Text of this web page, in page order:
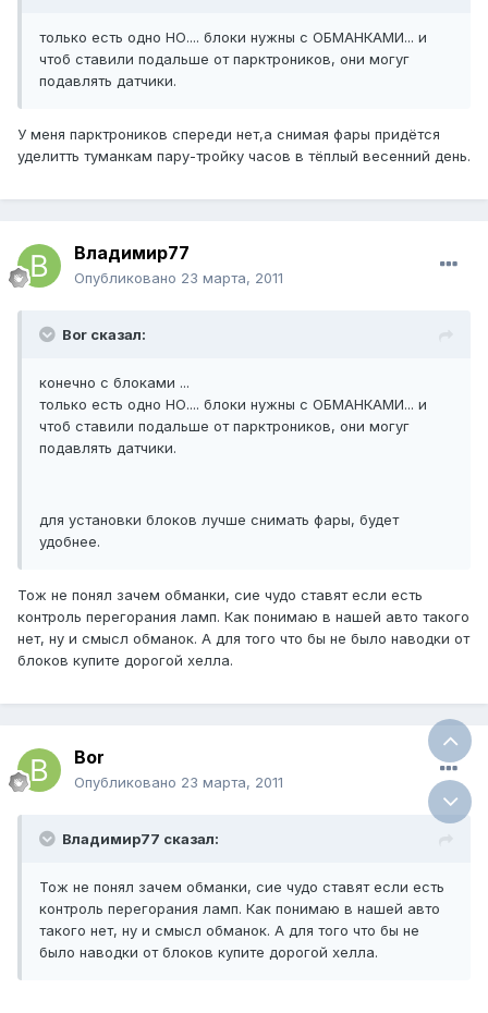
только есть одно НО.... блоки нужны с ОБМАНКАМИ... и
чтоб ставили подальше от парктроников, они могуг
подавлять датчики.
У меня парктроников спереди нет,а снимая фары придётся
уделитть туманкам пару-тройку часов в тёплый весенний день.
Владимир77
Опубликовано 23 марта, 2011
Bor сказал:
конечно с блоками ...
только есть одно НО.... блоки нужны с ОБМАНКАМИ... и
чтоб ставили подальше от парктроников, они могуг
подавлять датчики.
для установки блоков лучше снимать фары, будет
удобнее.
Тож не понял зачем обманки, сие чудо ставят если есть
контроль перегорания ламп. Как понимаю в нашей авто такого
нет, ну и смысл обманок. А для того что бы не было наводки от
блоков купите дорогой хелла.
Bor
Опубликовано 23 марта, 2011
Владимир77 сказал:
Тож не понял зачем обманки, сие чудо ставят если есть
контроль перегорания ламп. Как понимаю в нашей авто
такого нет, ну и смысл обманок. А для того что бы не
было наводки от блоков купите дорогой хелла.